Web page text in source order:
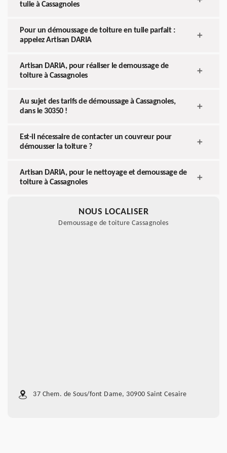
tuile à Cassagnoles
Pour un démoussage de toiture en tuile parfait :
appelez Artisan DARIA
Artisan DARIA, pour réaliser le demoussage de
toiture à Cassagnoles
Au sujet des tarifs de démoussage à Cassagnoles,
dans le 30350 !
Est-il nécessaire de contacter un couvreur pour
démousser la toiture ?
Artisan DARIA, pour le nettoyage et demoussage de
toiture à Cassagnoles
NOUS LOCALISER
Demoussage de toiture Cassagnoles
37 Chem. de Sous/font Dame, 30900 Saint Cesaire